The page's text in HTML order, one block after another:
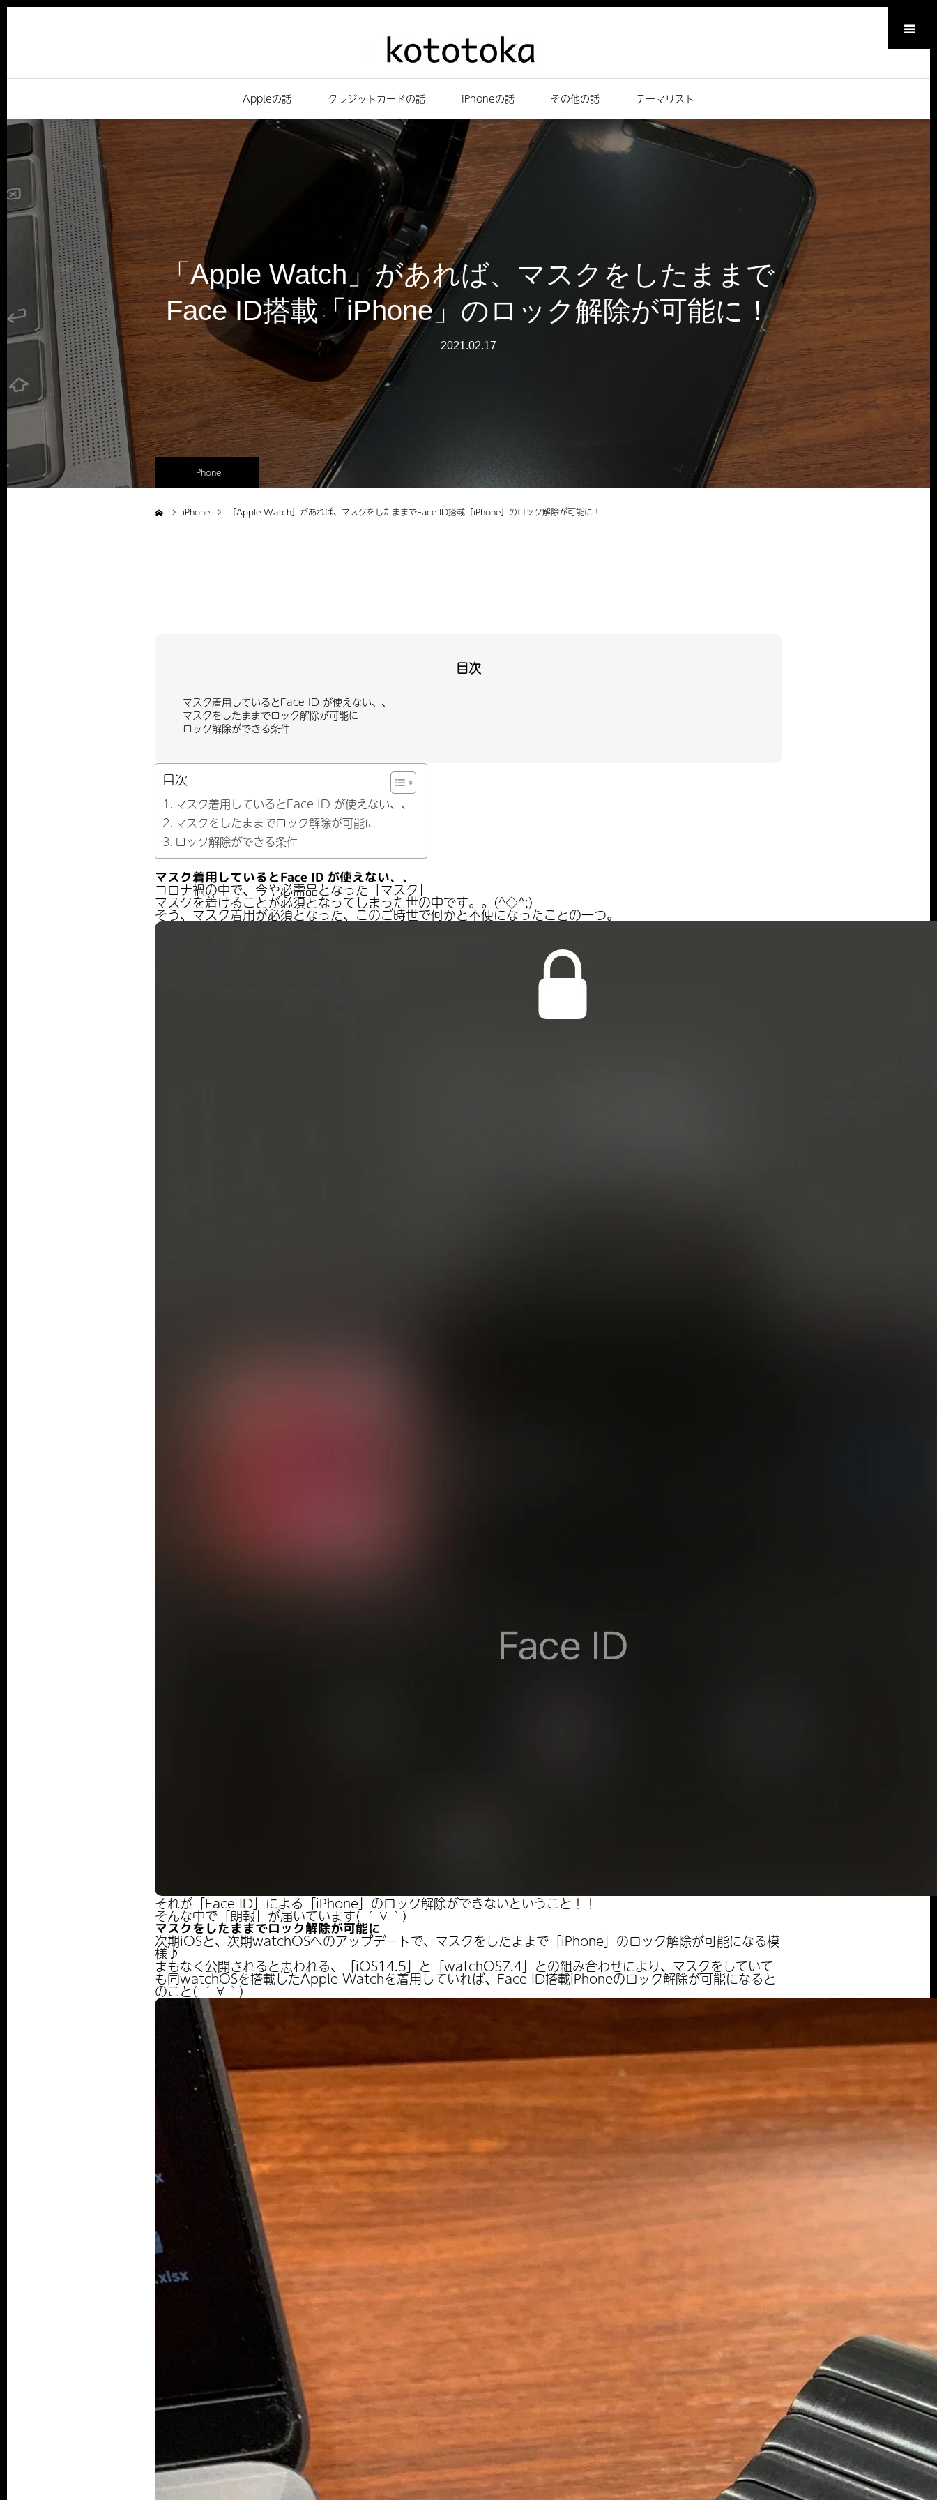
メニュー
Appleの話 クレジットカードの話 iPhoneの話 その他の話 テーマリスト
「Apple Watch」があれば、マスクをしたままで
Face ID搭載「iPhone」のロック解除が可能に！
2021.02.17
iPhone
iPhone 「Apple Watch」があれば、マスクをしたままでFace ID搭載「iPhone」のロック解除が可能に！
目次
マスク着用しているとFace ID が使えない、、
マスクをしたままでロック解除が可能に
ロック解除ができる条件
目次
マスク着用しているとFace ID が使えない、、
マスクをしたままでロック解除が可能に
ロック解除ができる条件
マスク着用しているとFace ID が使えない、、
コロナ禍の中で、今や必需品となった「マスク」
マスクを着けることが必須となってしまった世の中です。。(^◇^;)
そう、マスク着用が必須となった、このご時世で何かと不便になったことの一つ。
それが「Face ID」による「iPhone」のロック解除ができないということ！！
そんな中で「朗報」が届いています( ´∀｀)
マスクをしたままでロック解除が可能に
次期iOSと、次期watchOSへのアップデートで、マスクをしたままで「iPhone」のロック解除が可能になる模
様♪
まもなく公開されると思われる、「iOS14.5」と「watchOS7.4」との組み合わせにより、マスクをしていて
も同watchOSを搭載したApple Watchを着用していれば、Face ID搭載iPhoneのロック解除が可能になると
のこと( ´∀｀)